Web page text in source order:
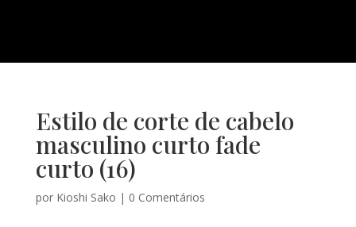
Estilo de corte de cabelo
masculino curto fade
curto (16)
por Kioshi Sako | 0 Comentários